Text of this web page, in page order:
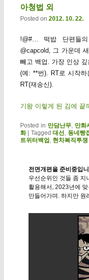
아청법 외
Posted on 2012. 10. 22.
!@#… 떡밥 단편들
@capcold, 그 가운데
빼고 백업. 가장 인상
(예: **번). RT로 시작
RT(재송신).
기왕 이렇게 된 김에 끝
Posted in 만담난무, 만화
화 | Tagged 대선 ,동네빵
트위터백업 현차복직투쟁
전면개편을 준비중입
우선순위인 것들 좀 지
활용해서, 2023년에
만들어가며. 하지만 원